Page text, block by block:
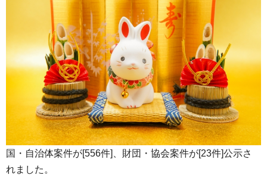
国・自治体案件が[556件]、財団・協会案件が[23件]公示さ
れました。